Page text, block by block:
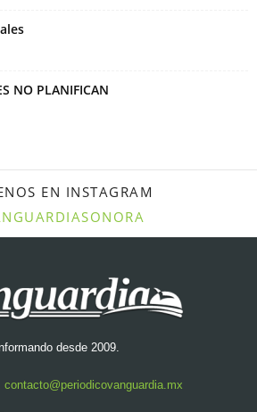
NO PLANIFICAN
EN INSTAGRAM
Informando desde 2009.
contacto@periodicovanguardia.mx